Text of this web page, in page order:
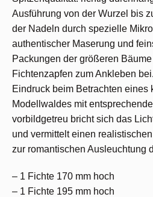
Ausführung von der Wurzel bis
der Nadeln durch spezielle
authentischer Maserung und
Packungen der größeren
Fichtenzapfen zum Ankleben
Eindruck beim Betrachten eines
Modellwaldes mit
vorbildgetreu bricht sich das
und vermittelt einen
zur romantischen Ausleuchtung
– 1 Fichte 170 mm hoch
– 1 Fichte 195 mm hoch